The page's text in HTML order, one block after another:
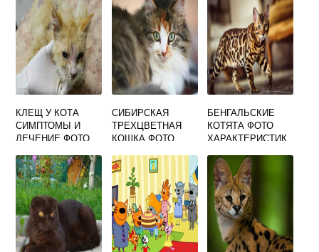
КЛЕЩ У КОТА
СИМПТОМЫ И
ЛЕЧЕНИЕ ФОТО
СИБИРСКАЯ
ТРЕХЦВЕТНАЯ
КОШКА ФОТО
БЕНГАЛЬСКИЕ
КОТЯТА ФОТО
ХАРАКТЕРИСТИК